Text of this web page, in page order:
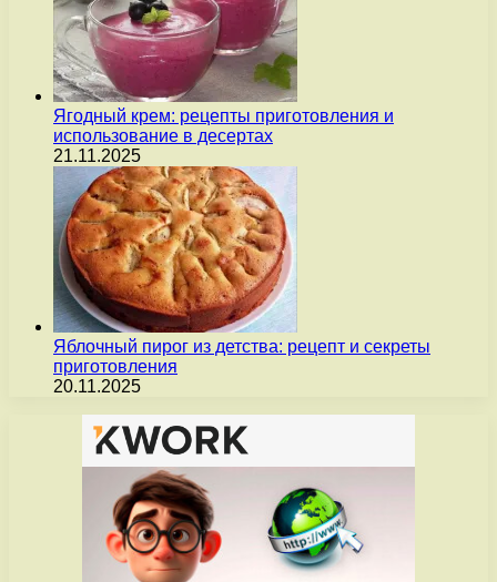
Ягодный крем: рецепты приготовления и
использование в десертах
21.11.2025
Яблочный пирог из детства: рецепт и секреты
приготовления
20.11.2025